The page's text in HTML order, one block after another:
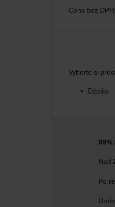
Cena bez DPH:
Vyberte si
Dýmky
99%
Nad
Po